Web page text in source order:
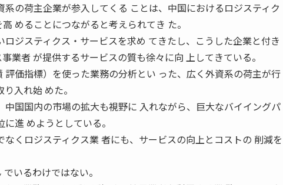
の荷主企業が参入してくる ことは、中国におけるロジスティク
めることにつながると考えられてき た。
ジスティクス・サービスを求め てきたし、こうした企業と付き
業者 が提供するサービスの質も徐々に向 上してきている。
価指標）を使った業務の分析とい った、広く外資系の荷主が行
入れ始 めた。
中国国内の市場の拡大も視野に 入れながら、巨大なバイイングパ
進 めようとしている。
なくロジスティクス業 者にも、サービスの向上とコストの 削減を
いるわけではない。